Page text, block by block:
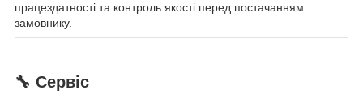
працездатності та контроль якості перед постачанням
замовнику.
🔧 Сервіс